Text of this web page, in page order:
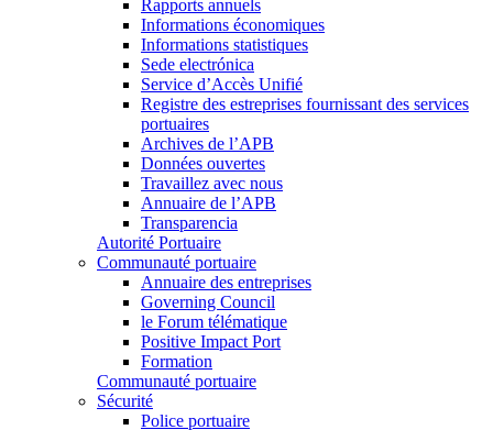
Rapports annuels
Informations économiques
Informations statistiques
Sede electrónica
Service d’Accès Unifié
Registre des estreprises fournissant des services
portuaires
Archives de l’APB
Données ouvertes
Travaillez avec nous
Annuaire de l’APB
Transparencia
Autorité Portuaire
Communauté portuaire
Annuaire des entreprises
Governing Council
le Forum télématique
Positive Impact Port
Formation
Communauté portuaire
Sécurité
Police portuaire